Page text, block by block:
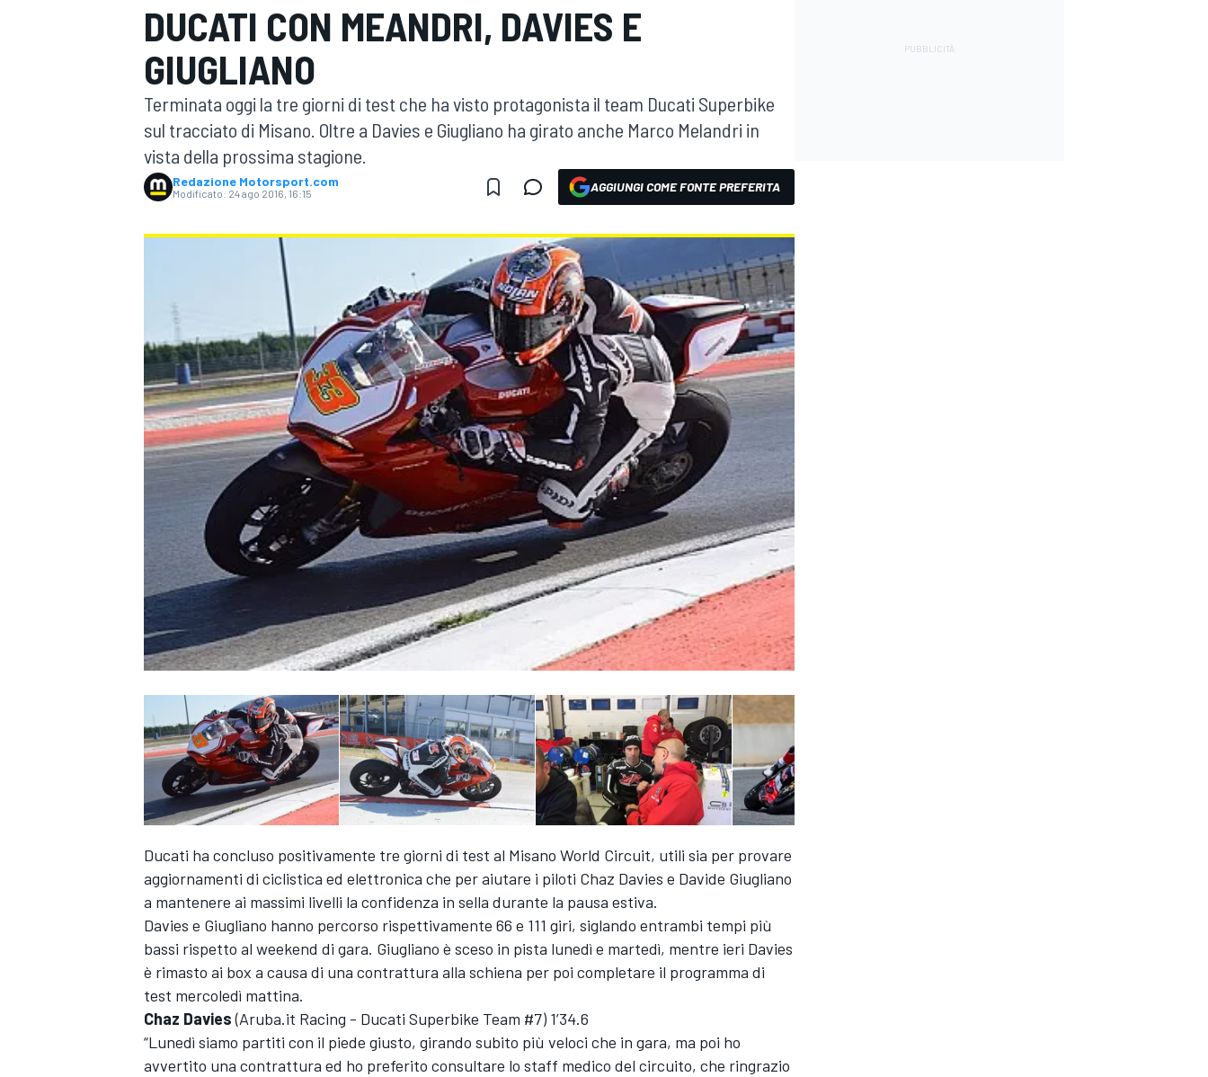
MOTOGP WEC
MONOPOSTO
DUCATI CON MEANDRI, DAVIES E
GIUGLIANO
Terminata oggi la tre giorni di test che ha visto protagonista il team Ducati Superbike
sul tracciato di Misano. Oltre a Davies e Giugliano ha girato anche Marco Melandri in
vista della prossima stagione.
Redazione Motorsport.com
Modificato: 24 ago 2016, 16:15 AGGIUNGI COME FONTE PREFERITA
Ducati ha concluso positivamente tre giorni di test al Misano World Circuit, utili sia per provare
aggiornamenti di ciclistica ed elettronica che per aiutare i piloti Chaz Davies e Davide Giugliano
a mantenere ai massimi livelli la confidenza in sella durante la pausa estiva.
Davies e Giugliano hanno percorso rispettivamente 66 e 111 giri, siglando entrambi tempi più
bassi rispetto al weekend di gara. Giugliano è sceso in pista lunedì e martedì, mentre ieri Davies
è rimasto ai box a causa di una contrattura alla schiena per poi completare il programma di
test mercoledì mattina.
Chaz Davies(Aruba.it Racing - Ducati Superbike Team #7) 1’34.6
“Lunedì siamo partiti con il piede giusto, girando subito più veloci che in gara, ma poi ho
avvertito una contrattura ed ho preferito consultare lo staff medico del circuito, che ringrazio